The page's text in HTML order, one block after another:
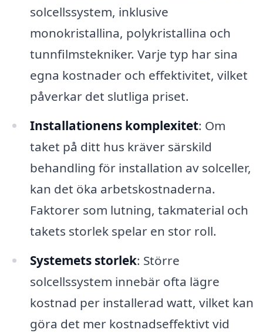
solcellssystem, inklusive
monokristallina, polykristallina och
tunnfilmstekniker. Varje typ har sina
egna kostnader och effektivitet, vilket
påverkar det slutliga priset.
Installationens komplexitet: Om
taket på ditt hus kräver särskild
behandling för installation av solceller,
kan det öka arbetskostnaderna.
Faktorer som lutning, takmaterial och
takets storlek spelar en stor roll.
Systemets storlek: Större
solcellssystem innebär ofta lägre
kostnad per installerad watt, vilket kan
göra det mer kostnadseffektivt vid